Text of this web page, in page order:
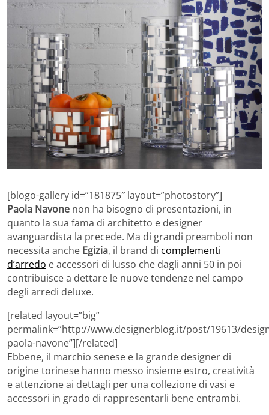
[blogo-gallery id=”181875″ layout=”photostory”]
Paola Navone non ha bisogno di presentazioni, in
quanto la sua fama di architetto e designer
avanguardista la precede. Ma di grandi preamboli non
necessita anche Egizia, il brand di complementi
d’arredo e accessori di lusso che dagli anni 50 in poi
contribuisce a dettare le nuove tendenze nel campo
degli arredi deluxe.
[related layout=”big”
permalink=”http://www.designerblog.it/post/19613/
paola-navone”][/related]
Ebbene, il marchio senese e la grande designer di
origine torinese hanno messo insieme estro, creatività
e attenzione ai dettagli per una collezione di vasi e
accessori in grado di rappresentarli bene entrambi.